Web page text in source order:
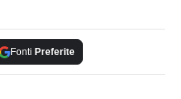
Fonti Preferite